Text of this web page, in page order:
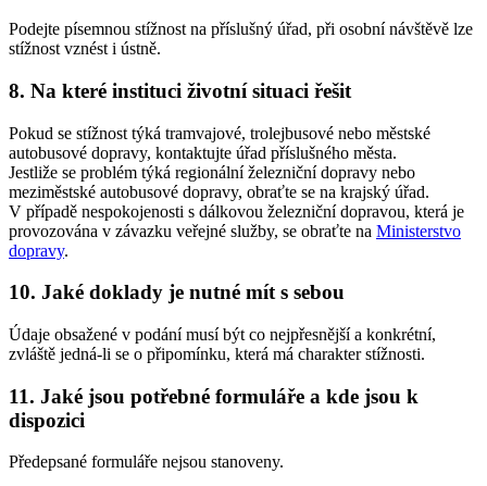
Podejte písemnou stížnost na příslušný úřad, při osobní návštěvě lze
stížnost vznést i ústně.
8. Na které instituci životní situaci řešit
Pokud se stížnost týká tramvajové, trolejbusové nebo městské
autobusové dopravy, kontaktujte úřad příslušného města.
Jestliže se problém týká regionální železniční dopravy nebo
meziměstské autobusové dopravy, obraťte se na krajský úřad.
V případě nespokojenosti s dálkovou železniční dopravou, která je
provozována v závazku veřejné služby, se obraťte na Ministerstvo
dopravy.
10. Jaké doklady je nutné mít s sebou
Údaje obsažené v podání musí být co nejpřesnější a konkrétní,
zvláště jedná-li se o připomínku, která má charakter stížnosti.
11. Jaké jsou potřebné formuláře a kde jsou k
dispozici
Předepsané formuláře nejsou stanoveny.